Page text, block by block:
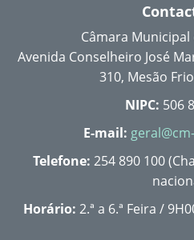
Câmara Municipal
Avenida Conselheiro José
310, Mesão
NIPC: 506
E-mail:
Telefone: 254 890 100
Horário: 2.ª a 6.ª Feira /